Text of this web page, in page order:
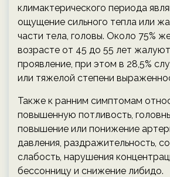
климактерического периода
ощущение сильного тепла или
части тела, головы. Около 75%
возрасте от 45 до 55 лет
проявление, при этом в 28,5%
или тяжелой степени
Также к ранним симптомам
повышенную потливость,
повышение или понижение
давления, раздражительность,
слабость, нарушения
бессонницу и снижение либидо.